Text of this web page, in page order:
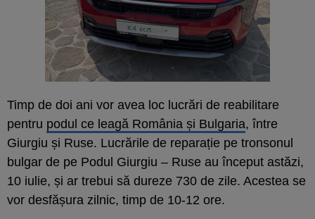
Timp de doi ani vor avea loc lucrări de reabilitare
pentru podul ce leagă România și Bulgaria, între
Giurgiu și Ruse. Lucrările de reparație pe tronsonul
bulgar de pe Podul Giurgiu – Ruse au început astăzi,
10 iulie, și ar trebui să dureze 730 de zile. Acestea se
vor desfășura zilnic, timp de 10-12 ore.